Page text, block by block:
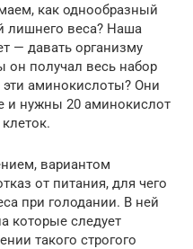
как однообразный
лишнего веса? Наша
— давать организму
он получал весь набор
эти аминокислоты? Они
и нужны 20 аминокислот
вариантом
от питания, для чего
при голодании. В ней
которые следует
такого строгого